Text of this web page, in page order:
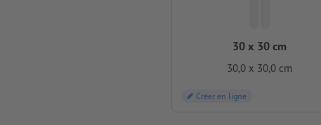
30 x 30 cm
30,0 x 30,0 cm
Créer en ligne